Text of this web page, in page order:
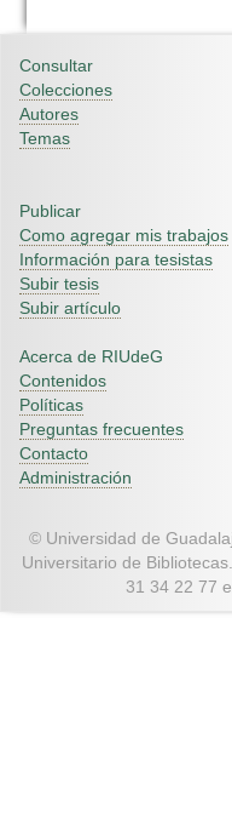
Consultar
Colecciones
Autores
Temas
Publicar
Como agregar mis trabajos
Información para tesistas
Subir tesis
Subir artículo
Acerca de RIUdeG
Contenidos
Políticas
Preguntas frecuentes
Contacto
Administración
© Universidad de
Universitario de
31 34 22 77